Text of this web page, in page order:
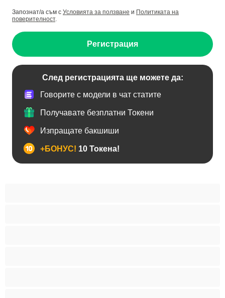
Запознат/а съм с Условията за ползване и Политиката на
поверителност.
Регистрация
След регистрацията ще можете да:
Говорите с модели в чат статите
Получавате безплатни Токени
Изпращате бакшиши
+БОНУС! 10 Токена!